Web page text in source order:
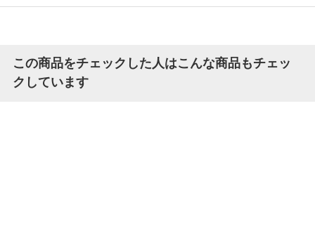
この商品をチェックした人はこんな商品もチェッ
クしています